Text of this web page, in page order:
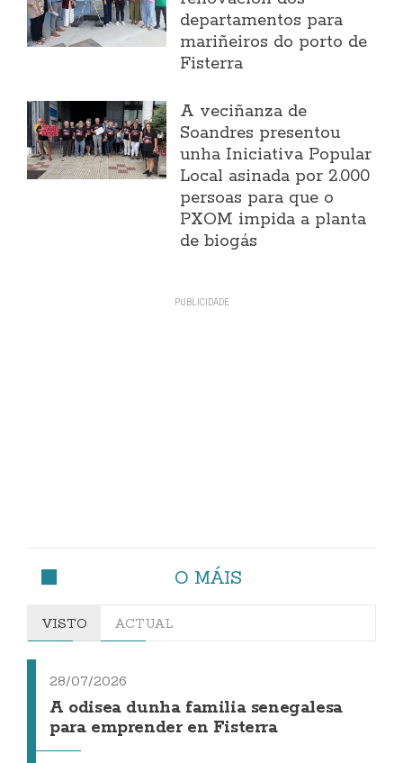
departamentos para
mariñeiros do porto de
Fisterra
A veciñanza de
Soandres presentou
unha Iniciativa Popular
Local asinada por 2.000
persoas para que o
PXOM impida a planta
de biogás
O MÁIS
VISTO ACTUAL
28/07/2026
A odisea dunha familia senegalesa
para emprender en Fisterra